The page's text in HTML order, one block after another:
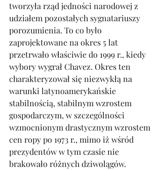
tworzyła rząd jedności narodowej z
udziałem pozostałych sygnatariuszy
porozumienia. To co było
zaprojektowane na okres 5 lat
przetrwało właściwie do 1999 r., kiedy
wybory wygrał Chavez. Okres ten
charakteryzował się niezwykłą na
warunki latynoamerykańskie
stabilnością, stabilnym wzrostem
gospodarczym, w szczególności
wzmocnionym drastycznym wzrostem
cen ropy po 1973 r., mimo iż wśród
prezydentów w tym czasie nie
brakowało różnych dziwolągów.